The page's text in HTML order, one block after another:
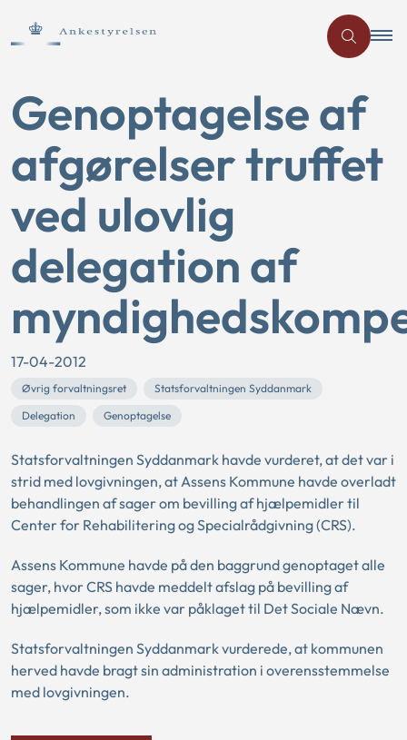
Genoptagelse af
afgørelser truffet
ved ulovlig
delegation af
17-04-2012
Øvrig forvaltningsret
Statsforvaltningen Syddanmark
Delegation
Genoptagelse
Statsforvaltningen Syddanmark havde vurderet, at det var i
strid med lovgivningen, at Assens Kommune havde overladt
behandlingen af sager om bevilling af hjælpemidler til
Center for Rehabilitering og Specialrådgivning (CRS).
Assens Kommune havde på den baggrund genoptaget alle
sager, hvor CRS havde meddelt afslag på bevilling af
hjælpemidler, som ikke var påklaget til Det Sociale Nævn.
Statsforvaltningen Syddanmark vurderede, at kommunen
herved havde bragt sin administration i overensstemmelse
med lovgivningen.